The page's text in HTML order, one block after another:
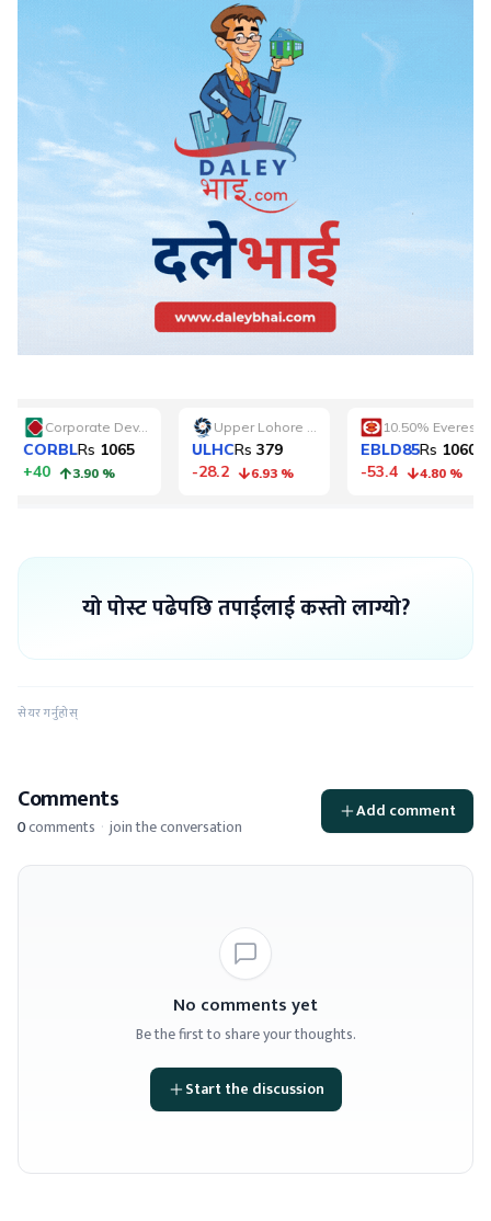
यो पोस्ट पढेपछि तपाईलाई कस्तो लाग्यो?
सेयर गर्नुहोस्
Comments
0comments · join the conversation
Add comment
No comments yet
Be the first to share your thoughts.
Start the discussion